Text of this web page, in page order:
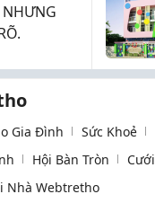
Gia Đình Sức Khoẻ
Hội Bàn Tròn Cưới
Nhà Webtretho